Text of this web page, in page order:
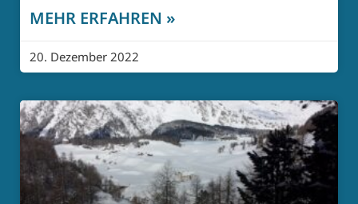
MEHR ERFAHREN »
20. Dezember 2022